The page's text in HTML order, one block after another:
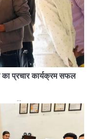
का प्रचार कार्यक्रम सफल
…